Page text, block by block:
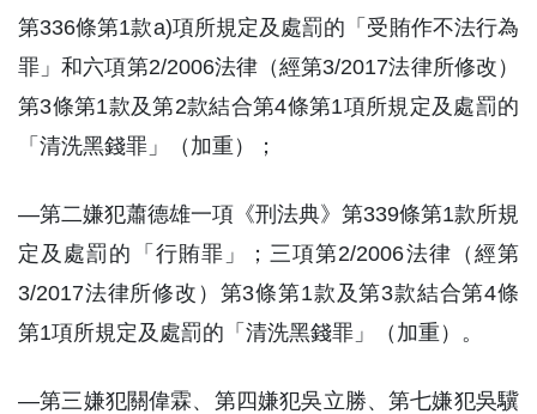
第336條第1款a)項所規定及處罰的「受賄作不法行為
罪」和六項第2/2006法律（經第3/2017法律所修改）
第3條第1款及第2款結合第4條第1項所規定及處罰的
「清洗黑錢罪」（加重）；
—第二嫌犯蕭德雄一項《刑法典》第339條第1款所規
定及處罰的「行賄罪」；三項第2/2006法律（經第
3/2017法律所修改）第3條第1款及第3款結合第4條
第1項所規定及處罰的「清洗黑錢罪」（加重）。
—第三嫌犯關偉霖、第四嫌犯吳立勝、第七嫌犯吳驥